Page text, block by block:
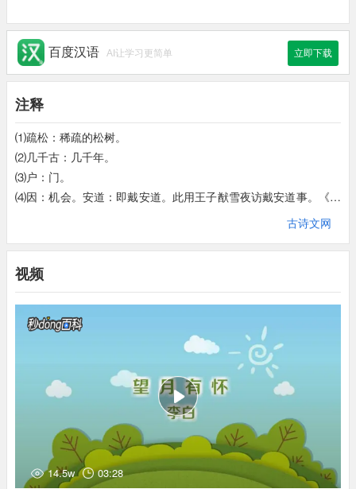
百度汉语 AI让学习更简单 立即下载
注释
⑴疏松：稀疏的松树。
⑵几千古：几千年。
⑶户：门。
⑷因：机会。安道：即戴安道。此用王子猷雪夜访戴安道事。《世
说新语》：“王子猷居山阴，夜大雪，眠觉……忽忆戴安道。时戴
王曰：“吾本乘兴而行，兴尽而返，何必见戴？”
⑸愁：使动用法，使……愁。
古诗文网
视频
14.5w 03:28